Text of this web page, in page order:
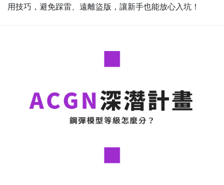
用技巧，避免踩雷、遠離盜版，讓新手也能放心入坑！